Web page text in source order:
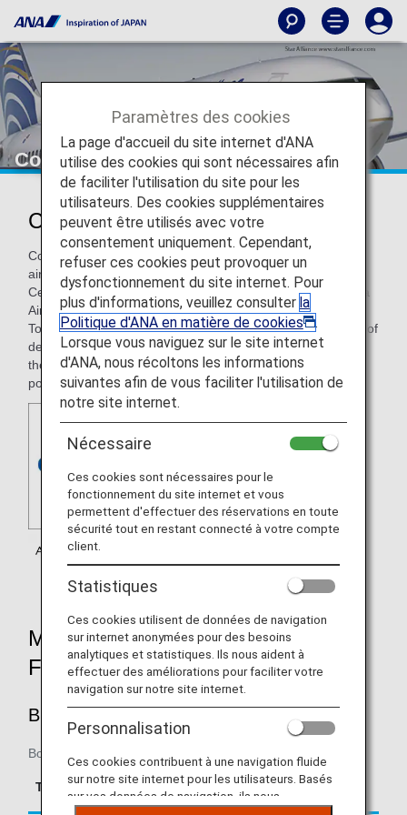
Copa Airlines
Copa Airlines (CM)
Copa Airlines is the flag carrier of Panama, and a leading
airline in Latin America, serving destinations in North,
Central, and South America as well as the Caribbean. Copa
Airlines established its "Hub of the Americas" at Panama's
Tocumen International Airport. Offering the largest number of
destinations and flights out of all the Latin American hubs,
the "Hub of the Americas" serves as the perfect connection
point.
MILEAGE ACCRUAL RATES BY
FARE TYPE
BUSINESS CLASS
Boarding on/after June 1, 2018
Type Booking Class
Accrual Rate for
Basic Sector Mileage
Paramètres des cookies
La page d'accueil du site internet d'ANA
utilise des cookies qui sont nécessaires afin
de faciliter l'utilisation du site pour les
utilisateurs. Des cookies supplémentaires
peuvent être utilisés avec votre
consentement uniquement. Cependant,
refuser ces cookies peut provoquer un
dysfonctionnement du site internet. Pour
plus d'informations, veuillez consulter la
Politique d'ANA en matière de cookies
.
Lorsque vous naviguez sur le site internet
d'ANA, nous récoltons les informations
suivantes afin de vous faciliter l'utilisation de
notre site internet.
Nécessaire
Ces cookies sont nécessaires pour le
fonctionnement du site internet et vous
permettent d'effectuer des réservations en toute
sécurité tout en restant connecté à votre compte
client.
Statistiques
Ces cookies utilisent de données de navigation
sur internet anonymées pour des besoins
analytiques et statistiques. Ils nous aident à
effectuer des améliorations pour faciliter votre
navigation sur notre site internet.
Personnalisation
Ces cookies contribuent à une navigation fluide
sur notre site internet pour les utilisateurs. Basés
sur vos données de navigation, ils nous